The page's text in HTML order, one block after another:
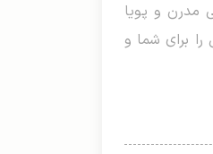
مدرن و پویا
برای شما و